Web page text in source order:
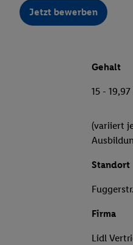
Jetzt bewerben
Gehalt
15 -
(variiert
Standort
Firma
Lidl